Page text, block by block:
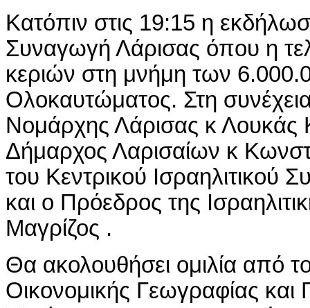
Κατόπιν στις 19:15 η
Συναγωγή Λάρισας όπου η
κεριών στη μνήμη των
Ολοκαυτώματος. Στη
Νομάρχης Λάρισας κ
Δήμαρχος Λαρισαίων κ
του Κεντρικού
και ο Πρόεδρος της
Μαγρίζος .
Θα ακολουθήσει ομιλία από
Οικονομικής Γεωγραφίας και